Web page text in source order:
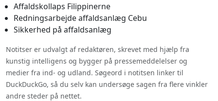
Affaldskollaps Filippinerne
Redningsarbejde affaldsanlæg Cebu
Sikkerhed på affaldsanlæg
Notitser er udvalgt af redaktøren, skrevet med hjælp fra
kunstig intelligens og bygger på pressemeddelelser og
medier fra ind- og udland. Søgeord i notitsen linker til
DuckDuckGo, så du selv kan undersøge sagen fra flere vinkler
andre steder på nettet.